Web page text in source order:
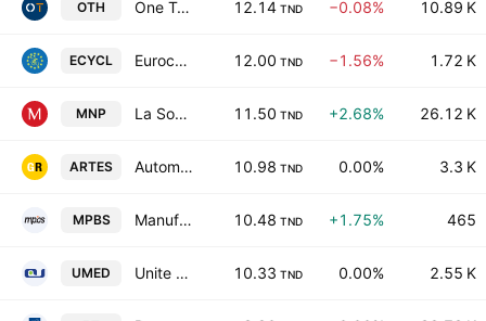
OTH One Tech Holding SA 12.14 TND −0.08% 10.89 K
ECYCL Eurocycles SA 12.00 TND −1.56% 1.72 K
MNP La Societe Nouvelle Maison de la Ville de Tunis-Monoprix SA 11.50 TND +2.68% 26.12 K
ARTES Automobile Reseau Tunisien et Services SA 10.98 TND 0.00% 3.3 K
MPBS Manufacture de Panneaux Bois du Sud SA 10.48 TND +1.75% 465
UMED Unite de Fabrication de Medicaments 10.33 TND 0.00% 2.55 K